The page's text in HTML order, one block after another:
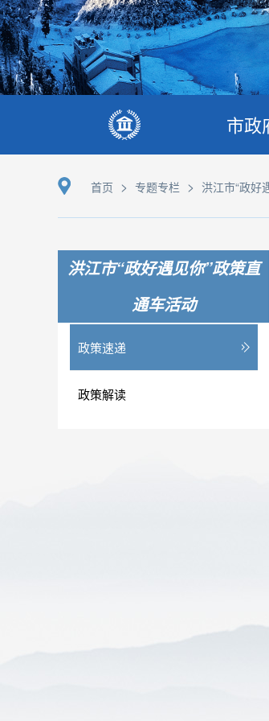
市政
首页 > 专题专栏 > 洪江市“政好
洪江市“政好遇见你”政策直
通车活动
政策速递
政策解读